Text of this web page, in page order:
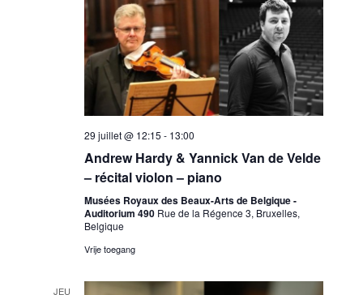
29 juillet @ 12:15 - 13:00
Andrew Hardy & Yannick Van de Velde
– récital violon – piano
Musées Royaux des Beaux-Arts de Belgique -
Auditorium 490 Rue de la Régence 3, Bruxelles,
Belgique
Vrije toegang
JEU